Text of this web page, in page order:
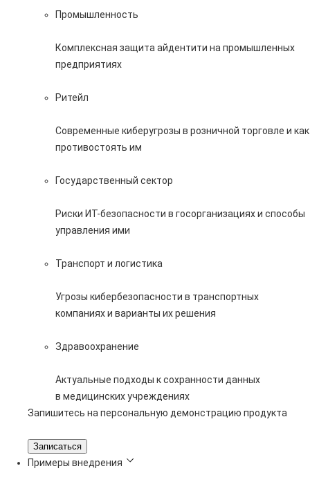
Промышленность
Комплексная защита айдентити на промышленных
предприятиях
Ритейл
Современные киберугрозы в розничной торговле и как
противостоять им
Государственный сектор
Риски ИТ-безопасности в госорганизациях и способы
управления ими
Транспорт и логистика
Угрозы кибербезопасности в транспортных
компаниях и варианты их решения
Здравоохранение
Актуальные подходы к сохранности данных
в медицинских учреждениях
Запишитесь на персональную демонстрацию продукта
Записаться
Примеры внедрения